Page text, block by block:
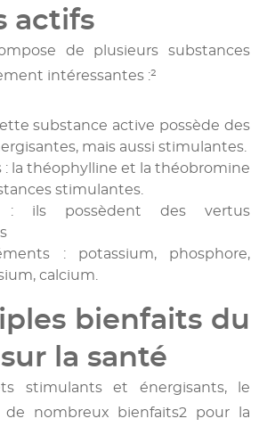
actifs
de plusieurs substances
intéressantes :²
substance active possède des
mais aussi stimulantes.
: la théophylline et la théobromine
stimulantes.
: ils possèdent des vertus
: potassium, phosphore,
calcium.
bienfaits du
la santé
stimulants et énergisants, le
de nombreux bienfaits2 pour la